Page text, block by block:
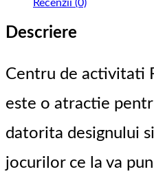
Recenzii (0)
Descriere
Centru de activitati
este o atractie
datorita designului
jocurilor ce la va